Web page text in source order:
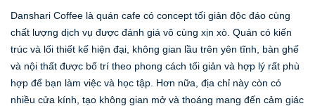
Danshari Coffee là quán cafe có concept tối giản độc đáo cùng
chất lượng dịch vụ được đánh giá vô cùng xịn xò. Quán có kiến
trúc và lối thiết kế hiện đại, không gian lầu trên yên tĩnh, bàn ghế
và nội thất được bố trí theo phong cách tối giản và hợp lý rất phù
hợp để bạn làm việc và học tập. Hơn nữa, địa chỉ này còn có
nhiều cửa kính, tạo không gian mở và thoáng mang đến cảm giác